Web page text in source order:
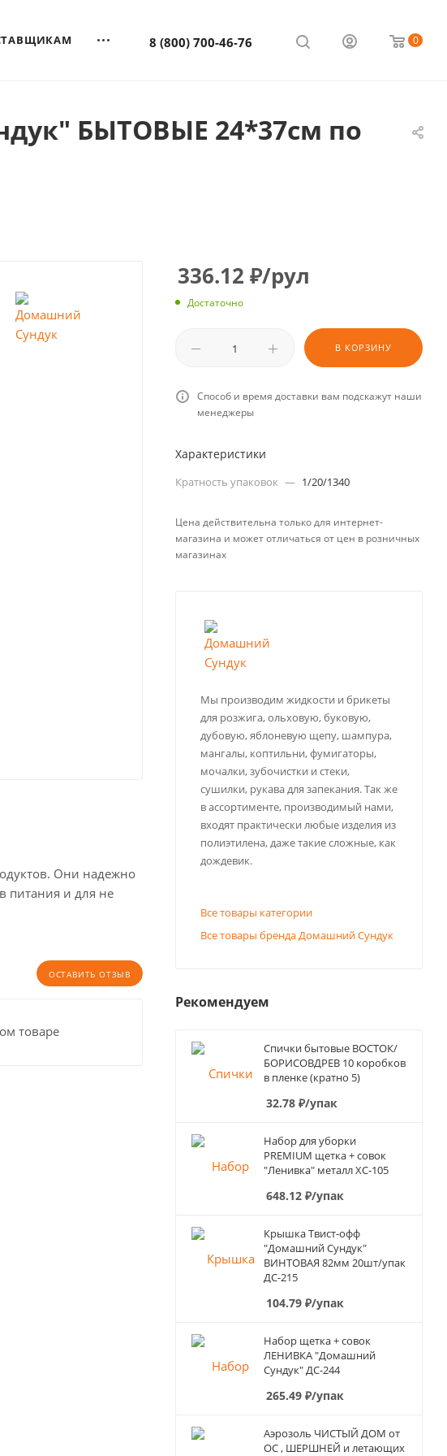
8 (800) 700-46-76 0
БЫТОВЫЕ 24*37см по
Они надежно
питания и для не
ОСТАВИТЬ ОТЗЫВ
товаре
336.12 ₽/рул
Достаточно
В КОРЗИНУ
Способ и время доставки вам подскажут наши
менеджеры
Характеристики
Кратность упаковок — 1/20/1340
Цена действительна только для интернет-
магазина и может отличаться от цен в розничных
магазинах
Мы производим жидкости и брикеты
для розжига, ольховую, буковую,
дубовую, яблоневую щепу, шампура,
мангалы, коптильни, фумигаторы,
мочалки, зубочистки и стеки,
сушилки, рукава для запекания. Так же
в ассортименте, производимый нами,
входят практически любые изделия из
полиэтилена, даже такие сложные, как
дождевик.
Все товары категории
Все товары бренда Домашний Сундук
Рекомендуем
Спички бытовые ВОСТОК/
БОРИСОВДРЕВ 10 коробков
в пленке (кратно 5)
32.78 ₽/упак
Набор для уборки
PREMIUM щетка + совок
"Ленивка" металл ХС-105
648.12 ₽/упак
Крышка Твист-офф
"Домашний Сундук"
ВИНТОВАЯ 82мм 20шт/упак
ДС-215
104.79 ₽/упак
Набор щетка + совок
ЛЕНИВКА "Домашний
Сундук" ДС-244
265.49 ₽/упак
Аэрозоль ЧИСТЫЙ ДОМ от
ОС , ШЕРШНЕЙ и летающих